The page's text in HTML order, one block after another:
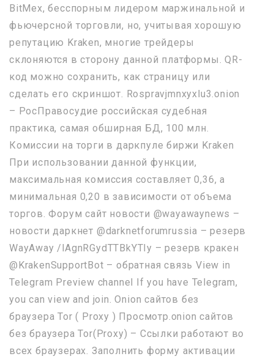
BitMex, бесспорным лидером маржинальной и
фьючерсной торговли, но, учитывая хорошую
репутацию Kraken, многие трейдеры
склоняются в сторону данной платформы. QR-
код можно сохранить, как страницу или
сделать его скриншот. Rospravjmnxyxlu3.onion
– РосПравосудие российская судебная
практика, самая обширная БД, 100 млн.
Комиссии на торги в даркпуле биржи Kraken
При использовании данной функции,
максимальная комиссия составляет 0,36, а
минимальная 0,20 в зависимости от объема
торгов. Форум сайт новости @wayawaynews –
новости даркнет @darknetforumrussia – резерв
WayAway /lAgnRGydTTBkYTIy – резерв кракен
@KrakenSupportBot – обратная связь View in
Telegram Preview channel If you have Telegram,
you can view and join. Onion сайтов без
браузера Tor ( Proxy ) Просмотр.onion сайтов
без браузера Tor(Proxy) – Ссылки работают во
всех браузерах. Заполнить форму активации